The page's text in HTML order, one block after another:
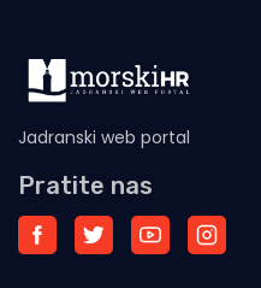
Jadranski web portal
Pratite nas